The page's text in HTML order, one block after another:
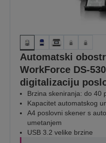
Automatski
WorkForce DS-
digitalizaciju
Brzina skeniranja: do 40
Kapacitet automatskog
A4 poslovni skener s
umetanjem
USB 3.2 velike brzine